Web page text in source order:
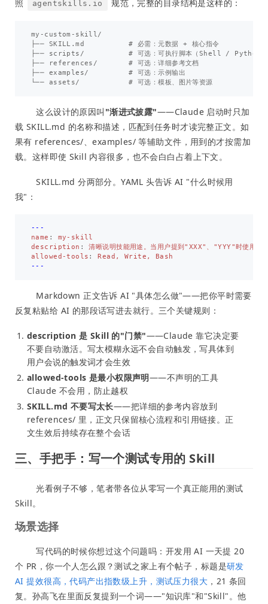
照
agentskills.io 规范，完整的目录结构是这样的：
my-custom-skill/
├── SKILL.md          # 必需：元数据 + 核心指令
├── scripts/          # 可选：可执行脚本（Shell / Python）
├── references/       # 可选：详细参考文档
├── examples/         # 可选：示例输出
这么设计的原因叫 "渐进式披露"——Claude 启动时只加
载 SKILL.md 的名称和描述，匹配到任务时才读完整正文。如
果有 references/、examples/ 等辅助文件，用到的才按需加
载。这样即使 Skill 内容很多，也不会白白占着上下文。
SKILL.md 分两部分。YAML 头告诉 AI "什么时候用
我"：
---
name :
my-skill
description :
清晰说明技能用途。当用户提到"XXX"、"YYY"时使用。
allowed-tools :
Read, Write, Bash
---
Markdown 正文告诉 AI "具体怎么做"——把你平时需要
反复粘贴给 AI 的那段话写进去就行。三个关键规则：
description 是 Skill 的"门禁"——Claude 靠它决定要
不要自动激活。写太模糊永远不会自动触发，写具体到
用户会说的触发词才会生效
allowed-tools 是最小权限声明——不声明的工具
Claude 不会用，防止越权
SKILL.md 不要写太长——把详细的参考内容放到
references/ 里，正文只保留核心流程和引用链接。正
文生效后持续存在整个会话
三、手把手：写一个测试专用的 Skill
光看例子不够，笔者带各位从零写一个真正能用的测试
Skill。
场景选择
写代码的时候你想过这个问题吗：开发用 AI 一天提 20
个 PR，你一个人怎么跟？测试之家上有个帖子，标题是研发
AI 提效很高，代码产出指数级上升，测试压力很大 ，21 条回
复。孙高飞在里面反复提到一个词——"知识库"和"Skill"。他